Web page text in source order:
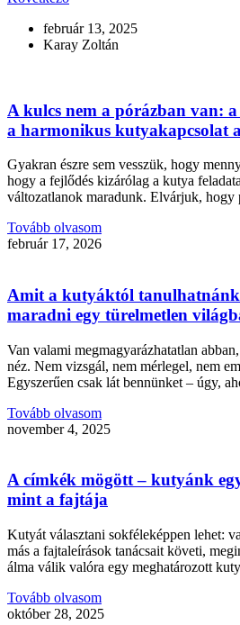
február 13, 2025
Karay Zoltán
A kulcs nem a pórázban van: a
a harmonikus kutyakapcsolat
Gyakran észre sem vesszük, hogy
hogy a fejlődés kizárólag a kutya
változatlanok maradunk. Elvárjuk, hogy
Tovább olvasom
február 17, 2026
Amit a kutyáktól tanulhatnánk
maradni egy türelmetlen
Van valami megmagyarázhatatlan
néz. Nem vizsgál, nem mérlegel, nem
Egyszerűen csak lát bennünket – úgy,
Tovább olvasom
november 4, 2025
A címkék mögött – kutyánk
mint a fajtája
Kutyát választani sokféleképpen lehet:
más a fajtaleírások tanácsait követi,
álma válik valóra egy meghatározott
Tovább olvasom
október 28, 2025